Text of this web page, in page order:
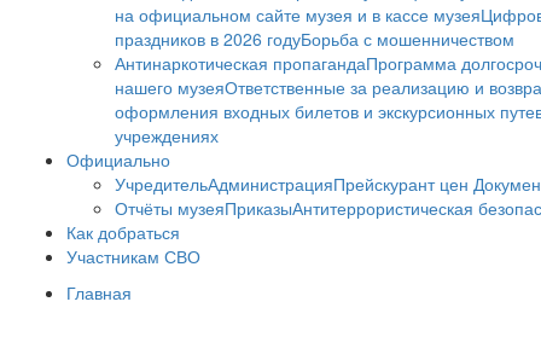
на официальном сайте музея и в кассе музея
праздников в 2026 годуБорьба с мошенничеством
Антинаркотическая пропагандаПрограмма
нашего музеяОтветственные за реализацию и
оформления входных билетов и экскурсионных
учреждениях
Официально
УчредительАдминистрацияПрейскурант цен
Отчёты музеяПриказыАнтитеррористическая
Как добраться
Участникам СВО
Главная